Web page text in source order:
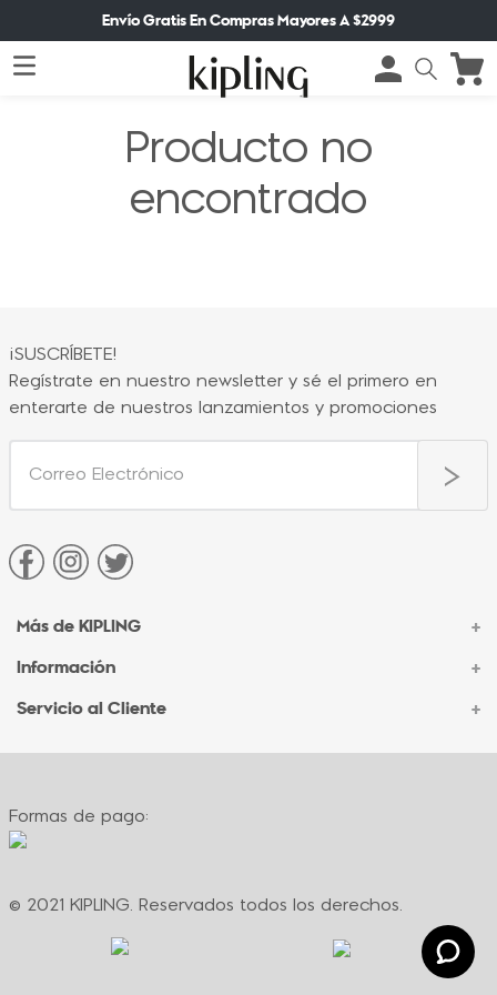
Envío Gratis En Compras Mayores A $2999
Producto no
encontrado
¡SUSCRÍBETE!
Regístrate en nuestro newsletter y sé el primero en
enterarte de nuestros lanzamientos y promociones
Más de KIPLING +
Acerca de Kipling
Sucursales
Información +
Contacto Corporativo
Formas de pago
Servicio al Cliente +
Contacto
Políticas de cambio
Términos y condiciones de promociones
Política de privacidad
Formas de pago:
© 2021 KIPLING. Reservados todos los derechos.